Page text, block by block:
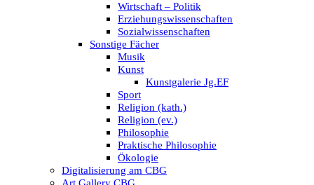
Wirtschaft – Politik
Erziehungswissenschaften
Sozialwissenschaften
Sonstige Fächer
Musik
Kunst
Kunstgalerie Jg.EF
Sport
Religion (kath.)
Religion (ev.)
Philosophie
Praktische Philosophie
Ökologie
Digitalisierung am CBG